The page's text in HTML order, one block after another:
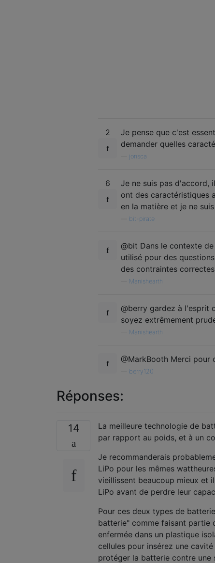
2
Je pense que c'est
demander quelles
jonsca
6 Je ne suis pas d'accord,
ont des caractéristiques
en la matière et je ne
bit-pirate
@bit Dans le contexte
utilisé pour des
des contraintes
Manishearth
@berry gardez à l'esprit
soyez extrêmement
Manishearth
@MarkBooth Merci pour
berry120
Réponses:
14
La meilleure technologie de
par rapport au poids, et à un
Je recommanderais
LiPo pour les mêmes
vieillissent beaucoup mieux et
LiPo avant de perdre leur
Pour ces deux types de
batterie" comme faisant partie
enfermée dans un plastique
cellules pour insérez une
protéger la batterie contre une